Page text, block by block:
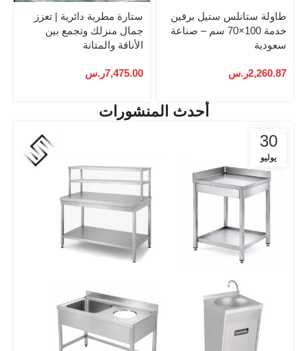
طاولة ستانلس ستيل برفين
خدمة 100×70 سم – صناعة
سعودية
2,260.87ر.س
ستارة مطرية دائرية | تعزز
جمال منزلك وتجمع بين
الأناقة والمتانة
7,475.00ر.س
أحدث المنشورات
30
يوليو